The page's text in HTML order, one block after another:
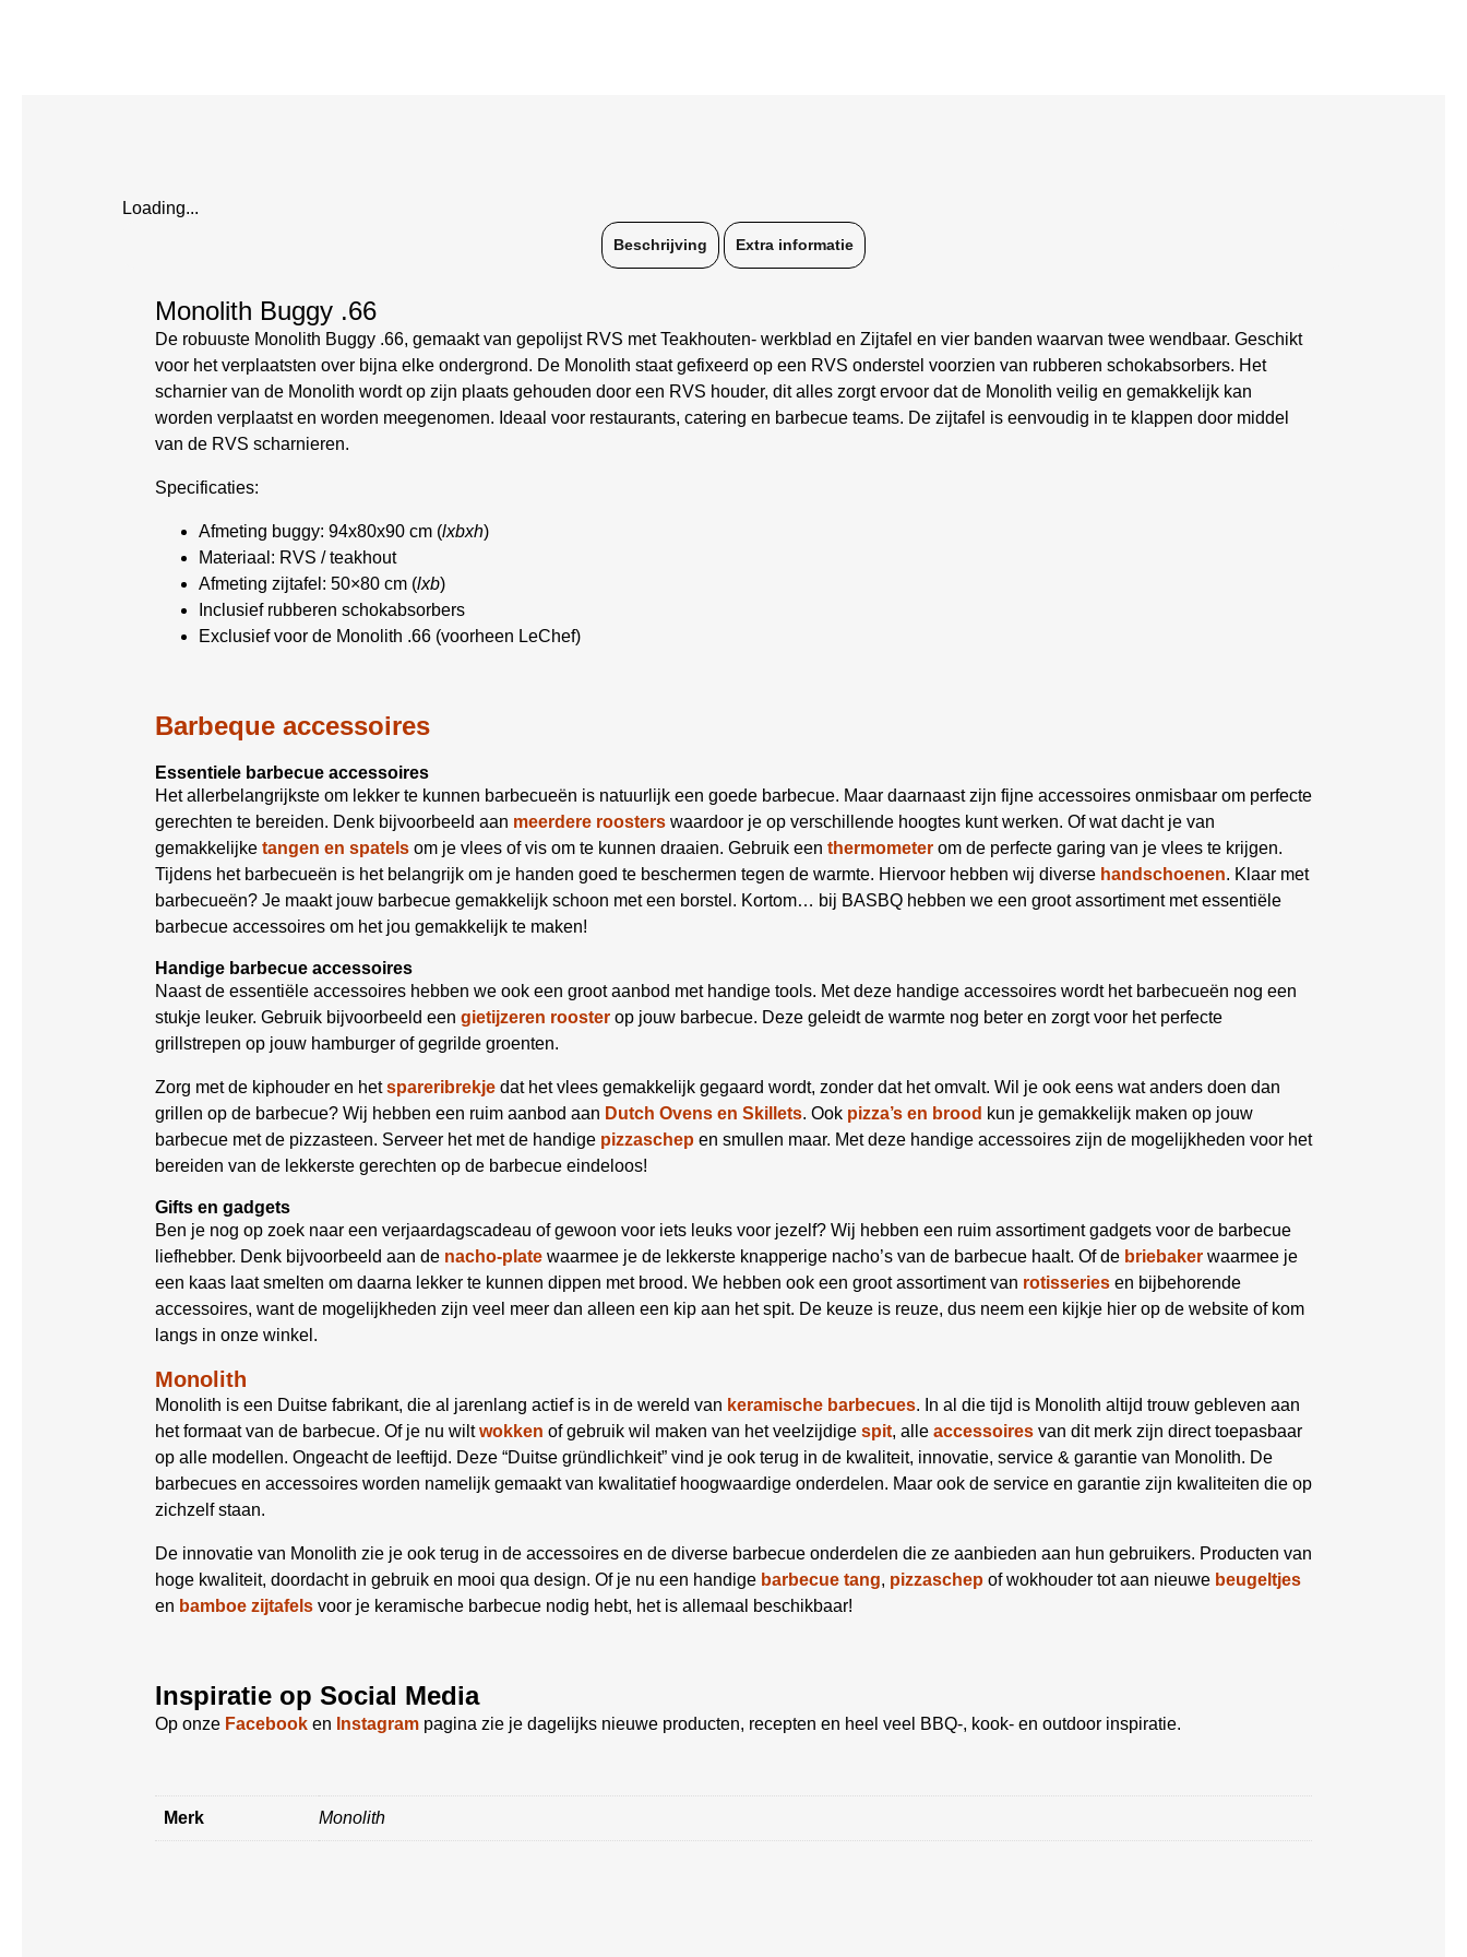
Loading...
Beschrijving Extra informatie
Monolith Buggy .66
De robuuste Monolith Buggy .66, gemaakt van gepolijst RVS met Teakhouten- werkblad en Zijtafel en vier banden waarvan twee wendbaar. Geschikt
voor het verplaatsten over bijna elke ondergrond. De Monolith staat gefixeerd op een RVS onderstel voorzien van rubberen schokabsorbers. Het
scharnier van de Monolith wordt op zijn plaats gehouden door een RVS houder, dit alles zorgt ervoor dat de Monolith veilig en gemakkelijk kan
worden verplaatst en worden meegenomen. Ideaal voor restaurants, catering en barbecue teams. De zijtafel is eenvoudig in te klappen door middel
van de RVS scharnieren.
Specificaties:
Afmeting buggy: 94x80x90 cm (lxbxh)
Materiaal: RVS / teakhout
Afmeting zijtafel: 50×80 cm (lxb)
Inclusief rubberen schokabsorbers
Exclusief voor de Monolith .66 (voorheen LeChef)
Barbeque accessoires
Essentiele barbecue accessoires
Het allerbelangrijkste om lekker te kunnen barbecueën is natuurlijk een goede barbecue. Maar daarnaast zijn fijne accessoires onmisbaar om perfecte
gerechten te bereiden. Denk bijvoorbeeld aan meerdere roosters waardoor je op verschillende hoogtes kunt werken. Of wat dacht je van
gemakkelijke tangen en spatels om je vlees of vis om te kunnen draaien. Gebruik een thermometer om de perfecte garing van je vlees te krijgen.
Tijdens het barbecueën is het belangrijk om je handen goed te beschermen tegen de warmte. Hiervoor hebben wij diverse handschoenen. Klaar met
barbecueën? Je maakt jouw barbecue gemakkelijk schoon met een borstel. Kortom… bij BASBQ hebben we een groot assortiment met essentiële
barbecue accessoires om het jou gemakkelijk te maken!
Handige barbecue accessoires
Naast de essentiële accessoires hebben we ook een groot aanbod met handige tools. Met deze handige accessoires wordt het barbecueën nog een
stukje leuker. Gebruik bijvoorbeeld een gietijzeren rooster op jouw barbecue. Deze geleidt de warmte nog beter en zorgt voor het perfecte
grillstrepen op jouw hamburger of gegrilde groenten.
Zorg met de kiphouder en hetspareribrekje dat het vlees gemakkelijk gegaard wordt, zonder dat het omvalt. Wil je ook eens wat anders doen dan
grillen op de barbecue? Wij hebben een ruim aanbod aan Dutch Ovens en Skillets. Ook pizza’s en brood kun je gemakkelijk maken op jouw
barbecue met de pizzasteen. Serveer het met de handige pizzaschep en smullen maar. Met deze handige accessoires zijn de mogelijkheden voor het
bereiden van de lekkerste gerechten op de barbecue eindeloos!
Gifts en gadgets
Ben je nog op zoek naar een verjaardagscadeau of gewoon voor iets leuks voor jezelf? Wij hebben een ruim assortiment gadgets voor de barbecue
liefhebber. Denk bijvoorbeeld aan de nacho-plate waarmee je de lekkerste knapperige nacho’s van de barbecue haalt. Of de briebaker waarmee je
een kaas laat smelten om daarna lekker te kunnen dippen met brood. We hebben ook een groot assortiment van rotisseries en bijbehorende
accessoires, want de mogelijkheden zijn veel meer dan alleen een kip aan het spit. De keuze is reuze, dus neem een kijkje hier op de website of kom
langs in onze winkel.
Monolith
Monolith is een Duitse fabrikant, die al jarenlang actief is in de wereld van keramische barbecues. In al die tijd is Monolith altijd trouw gebleven aan
het formaat van de barbecue. Of je nu wiltwokken of gebruik wil maken van het veelzijdige spit, alle accessoires van dit merk zijn direct toepasbaar
op alle modellen. Ongeacht de leeftijd. Deze “Duitse gründlichkeit” vind je ook terug in de kwaliteit, innovatie, service & garantie van Monolith. De
barbecues en accessoires worden namelijk gemaakt van kwalitatief hoogwaardige onderdelen. Maar ook de service en garantie zijn kwaliteiten die op
zichzelf staan.
De innovatie van Monolith zie je ook terug in de accessoires en de diverse barbecue onderdelen die ze aanbieden aan hun gebruikers. Producten van
hoge kwaliteit, doordacht in gebruik en mooi qua design. Of je nu een handige barbecue tang, pizzaschep of wokhouder tot aan nieuwe beugeltjes
en bamboe zijtafels voor je keramische barbecue nodig hebt, het is allemaal beschikbaar!
Inspiratie op Social Media
Op onze Facebook en Instagram pagina zie je dagelijks nieuwe producten, recepten en heel veel BBQ-, kook- en outdoor inspiratie.
Merk Monolith